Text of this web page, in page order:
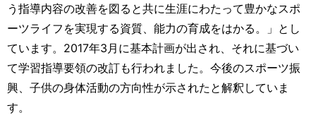
う指導内容の改善を図ると共に生涯にわたって豊かなスポ
ーツライフを実現する資質、能力の育成をはかる。」とし
ています。2017年3月に基本計画が出され、それに基づい
て学習指導要領の改訂も行われました。今後のスポーツ振
興、子供の身体活動の方向性が示されたと解釈していま
す。